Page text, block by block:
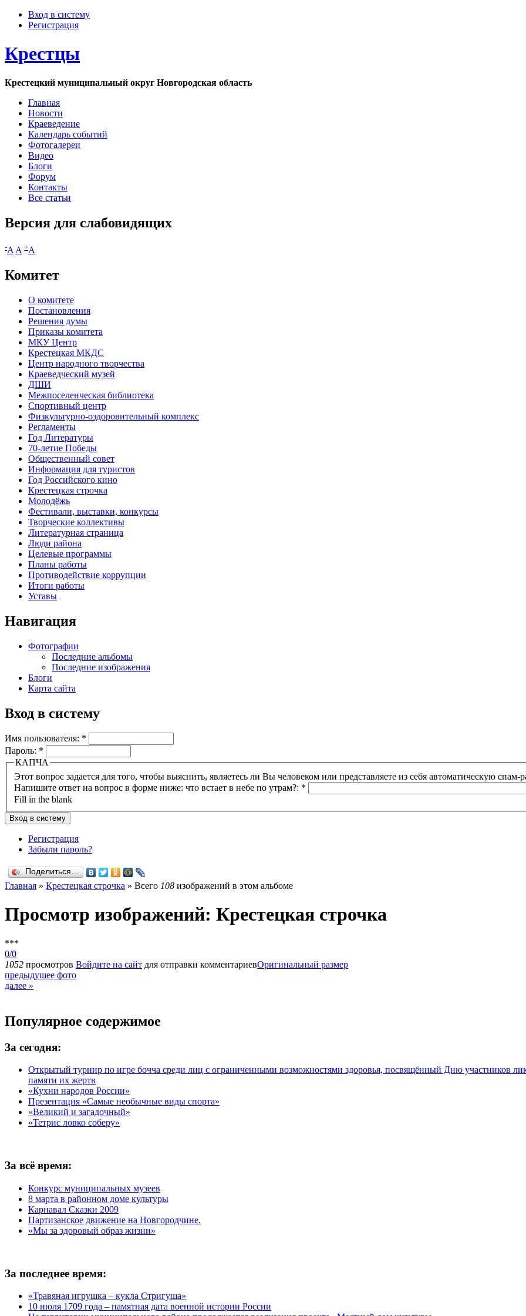
Вход в систему
Регистрация
Крестцы
Крестецкий муниципальный округ Новгородская область
Главная
Новости
Краеведение
Календарь событий
Фотогалереи
Видео
Блоги
Форум
Контакты
Все статьи
Версия для слабовидящих
-A A +A
Комитет
О комитете
Постановления
Решения думы
Приказы комитета
МКУ Центр
Крестецкая МКДС
Центр народного творчества
Краеведческий музей
ДШИ
Межпоселенческая библиотека
Спортивный центр
Физкультурно-оздоровительный комплекс
Регламенты
Год Литературы
70-летие Победы
Общественный совет
Информация для туристов
Год Российского кино
Крестецкая строчка
Молодёжь
Фестивали, выставки, конкурсы
Творческие коллективы
Литературная страница
Люди района
Целевые программы
Планы работы
Противодействие коррупции
Итоги работы
Уставы
Навигация
Фотографии
Последние альбомы
Последние изображения
Блоги
Карта сайта
Вход в систему
Имя пользователя: *
Пароль: *
КАПЧА
Этот вопрос задается для того, чтобы выяснить, являетесь ли Вы человеком или представляете из себя
Напишите ответ на вопрос в форме ниже: что встает в небе по утрам?: *
Fill in the blank
Регистрация
Забыли пароль?
Поделиться…
Главная » Крестецкая строчка » Всего 108 изображений в этом альбоме
Просмотр изображений: Крестецкая строчка
***
0/0
1052 просмотров Войдите на сайт для отправки комментариевОригинальный размер
предыдущее фото
далее »
Популярное содержимое
За сегодня:
Открытый турнир по игре бочча среди лиц с ограниченными возможностями здоровья, посвящённый Дню участников
памяти их жертв
«Кухни народов России»
Презентация «Самые необычные виды спорта»
«Великий и загадочный»
«Тетрис ловко соберу»
За всё время:
Конкурс муниципальных музеев
8 марта в районном доме культуры
Карнавал Сказки 2009
Партизанское движение на Новгородчине.
«Мы за здоровый образ жизни»
За последнее время:
«Травяная игрушка – кукла Стригуша»
10 июля 1709 года – памятная дата военной истории России